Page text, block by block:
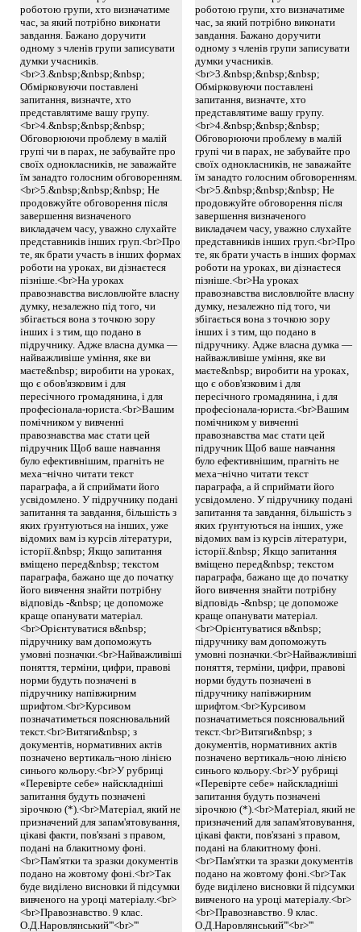
роботою групи, хто визначатиме
час, за який потрібно виконати
завдання. Бажано доручити
одному з членів групи записувати
думки учасників.
<br>3.&nbsp;&nbsp;&nbsp;
Обмірковуючи поставлені
запитання, визначте, хто
представлятиме вашу групу.
<br>4.&nbsp;&nbsp;&nbsp;
Обговорюючи проблему в малій
групі чи в парах, не забувайте про
своїх однокласників, не заважайте
їм занадто голосним обговоренням.
<br>5.&nbsp;&nbsp;&nbsp; Не
продовжуйте обговорення після
завершення визначеного
викладачем часу, уважно слухайте
представників інших груп.<br>Про
те, як брати участь в інших формах
роботи на уроках, ви дізнаєтеся
пізніше.<br>На уроках
правознавства висловлюйте власну
думку, незалежно під того, чи
збігається вона з точкою зору
інших і з тим, що подано в
підручнику. Адже власна думка —
найважливіше уміння, яке ви
маєте&nbsp; виробити на уроках,
що є обов'язковим і для
пересічного громадянина, і для
професіонала-юриста.<br>Вашим
помічником у вивченні
правознавства має стати цей
підручник Щоб ваше навчання
було ефективнішим, прагніть не
меха¬нічно читати текст
параграфа, а й сприймати його
усвідомлено. У підручнику подані
запитання та завдання, більшість з
яких ґрунтуються на інших, уже
відомих вам із курсів літератури,
історії.&nbsp; Якщо запитання
вміщено перед&nbsp; текстом
параграфа, бажано ще до початку
його вивчення знайти потрібну
відповідь -&nbsp; це допоможе
краще опанувати матеріал.
<br>Орієнтуватися в&nbsp;
підручнику вам допоможуть
умовні позначки.<br>Найважливіші
поняття, терміни, цифри, правові
норми будуть позначені в
підручнику напівжирним
шрифтом.<br>Курсивом
позначатиметься пояснювальний
текст.<br>Витяги&nbsp; з
документів, нормативних актів
позначено вертикаль¬ною лінією
синього кольору.<br>У рубриці
«Перевірте себе» найскладніші
запитання будуть позначені
зірочкою (*).<br>Матеріал, який не
призначений для запам'ятовування,
цікаві факти, пов'язані з правом,
подані на блакитному фоні.
<br>Пам'ятки та зразки документів
подано на жовтому фоні.<br>Так
буде виділено висновки й підсумки
вивченого на уроці матеріалу.<br>
<br>Правознавство. 9 клас.
О.Д.Наровлянський'''<br>'''
роботою групи, хто визначатиме
час, за який потрібно виконати
завдання. Бажано доручити
одному з членів групи записувати
думки учасників.
<br>3.&nbsp;&nbsp;&nbsp;
Обмірковуючи поставлені
запитання, визначте, хто
представлятиме вашу групу.
<br>4.&nbsp;&nbsp;&nbsp;
Обговорюючи проблему в малій
групі чи в парах, не забувайте про
своїх однокласників, не заважайте
їм занадто голосним обговоренням.
<br>5.&nbsp;&nbsp;&nbsp; Не
продовжуйте обговорення після
завершення визначеного
викладачем часу, уважно слухайте
представників інших груп.<br>Про
те, як брати участь в інших формах
роботи на уроках, ви дізнаєтеся
пізніше.<br>На уроках
правознавства висловлюйте власну
думку, незалежно під того, чи
збігається вона з точкою зору
інших і з тим, що подано в
підручнику. Адже власна думка —
найважливіше уміння, яке ви
маєте&nbsp; виробити на уроках,
що є обов'язковим і для
пересічного громадянина, і для
професіонала-юриста.<br>Вашим
помічником у вивченні
правознавства має стати цей
підручник Щоб ваше навчання
було ефективнішим, прагніть не
меха¬нічно читати текст
параграфа, а й сприймати його
усвідомлено. У підручнику подані
запитання та завдання, більшість з
яких ґрунтуються на інших, уже
відомих вам із курсів літератури,
історії.&nbsp; Якщо запитання
вміщено перед&nbsp; текстом
параграфа, бажано ще до початку
його вивчення знайти потрібну
відповідь -&nbsp; це допоможе
краще опанувати матеріал.
<br>Орієнтуватися в&nbsp;
підручнику вам допоможуть
умовні позначки.<br>Найважливіші
поняття, терміни, цифри, правові
норми будуть позначені в
підручнику напівжирним
шрифтом.<br>Курсивом
позначатиметься пояснювальний
текст.<br>Витяги&nbsp; з
документів, нормативних актів
позначено вертикаль¬ною лінією
синього кольору.<br>У рубриці
«Перевірте себе» найскладніші
запитання будуть позначені
зірочкою (*).<br>Матеріал, який не
призначений для запам'ятовування,
цікаві факти, пов'язані з правом,
подані на блакитному фоні.
<br>Пам'ятки та зразки документів
подано на жовтому фоні.<br>Так
буде виділено висновки й підсумки
вивченого на уроці матеріалу.<br>
<br>Правознавство. 9 клас.
О.Д.Наровлянський'''<br>'''